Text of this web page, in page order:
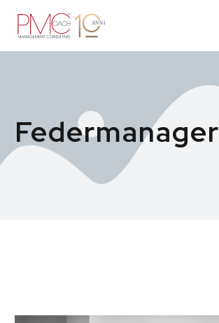
Federmanager